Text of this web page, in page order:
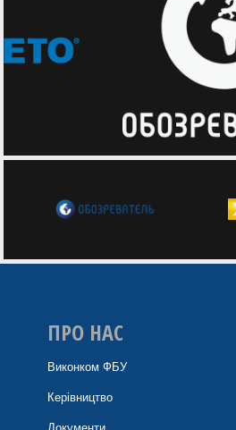
ПРО НАС
Виконком ФБУ
Керівництво